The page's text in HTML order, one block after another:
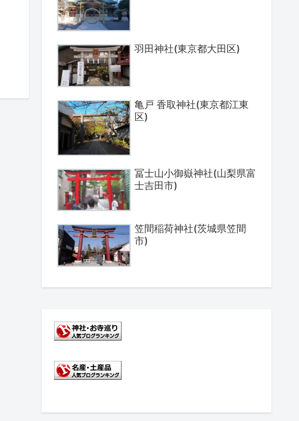
羽田神社(東京都大田区)
亀戸 香取神社(東京都江東
区)
冨士山小御嶽神社(山梨県富
士吉田市)
笠間稲荷神社(茨城県笠間
市)